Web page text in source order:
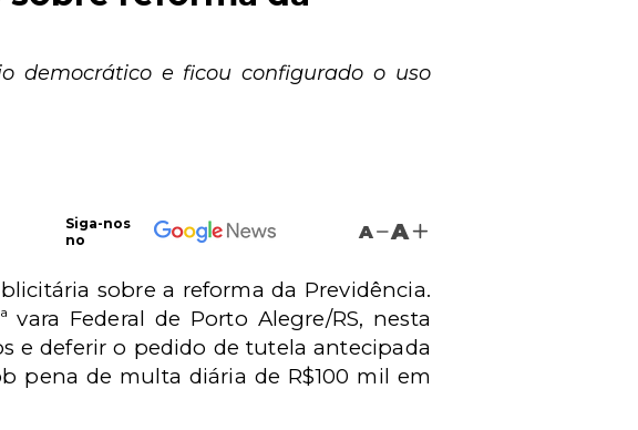
democrático e ficou configurado o uso
Siga-nos
no
A A
sobre a reforma da Previdência.
Federal de Porto Alegre/RS, nesta
e deferir o pedido de tutela antecipada
pena de multa diária de R$100 mil em